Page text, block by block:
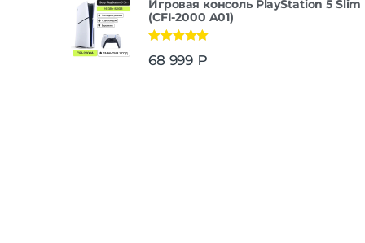
Игровая консоль PlayStation 5 Slim
(CFI-2000 A01)
из 5
68 999 ₽